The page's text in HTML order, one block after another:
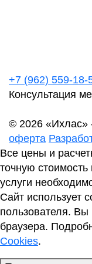
+7 (962) 559-18-
Консультация
© 2026 «Ихлас»
оферта
Все цены и
точную стоимость
услуги
Сайт использует
пользователя. Вы
браузера.
Cookies.